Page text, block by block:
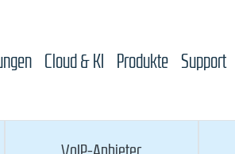
Cloud & KI Produkte Support